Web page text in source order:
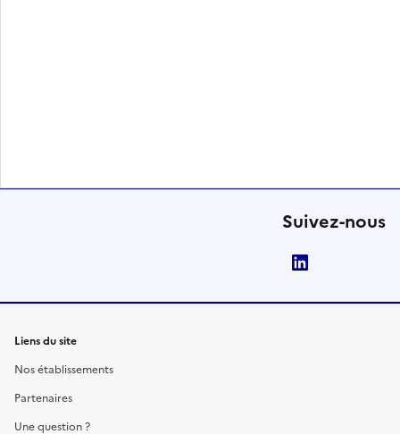
Suivez-nous
Liens du site
Nos établissements
Partenaires
Une question ?